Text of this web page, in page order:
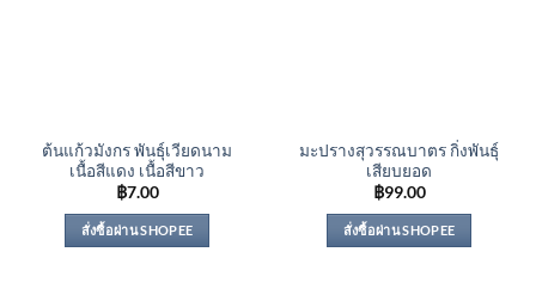
ต้นแก้วมังกร พันธุ์เวียดนาม
เนื้อสีแดง เนื้อสีขาว
฿7.00
สั่งซื้อผ่าน SHOPEE
มะปรางสุวรรณบาตร กิ่งพันธุ์
เสียบยอด
฿99.00
สั่งซื้อผ่าน SHOPEE